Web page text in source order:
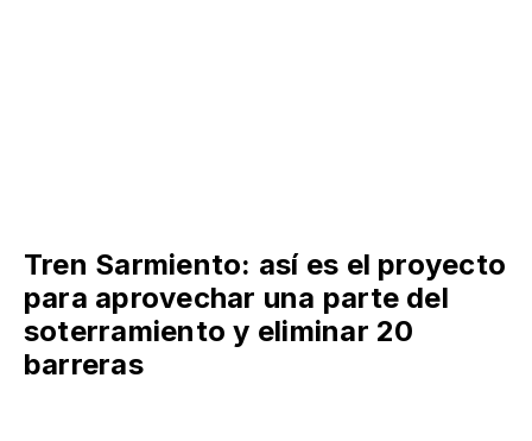
Tren Sarmiento: así es el proyecto
para aprovechar una parte del
soterramiento y eliminar 20
barreras